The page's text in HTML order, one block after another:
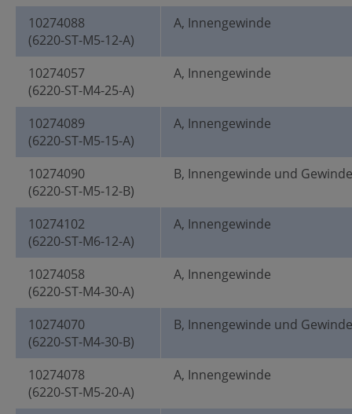
10274088
(6220-ST-M5-12-A)
A, Innengewinde
10274057
(6220-ST-M4-25-A)
A, Innengewinde
10274089
(6220-ST-M5-15-A)
A, Innengewinde
10274090
(6220-ST-M5-12-B)
B, Innengewinde und
10274102
(6220-ST-M6-12-A)
A, Innengewinde
10274058
(6220-ST-M4-30-A)
A, Innengewinde
10274070
(6220-ST-M4-30-B)
B, Innengewinde und
10274078
(6220-ST-M5-20-A)
A, Innengewinde